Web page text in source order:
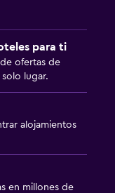
para ti
ofertas de
lugar.
alojamientos
en millones de